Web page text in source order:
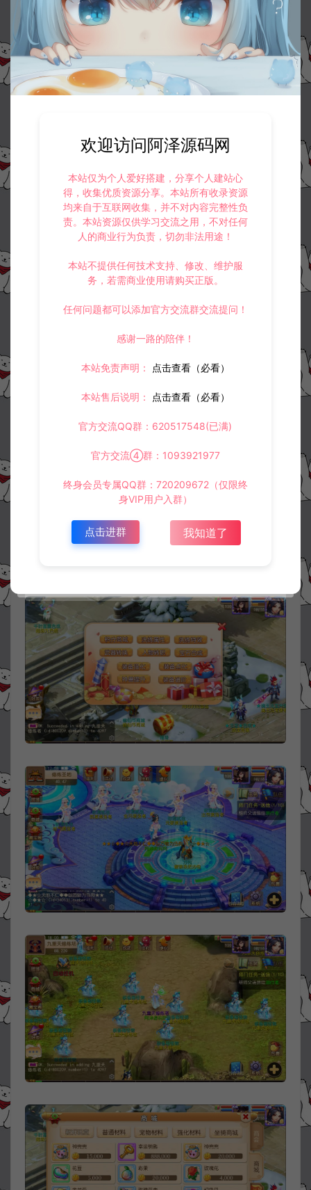
欢迎访问阿泽源码网
本站仅为个人爱好搭建，分享个人建站心
得，收集优质资源分享。本站所有收录资源
均来自于互联网收集，并不对内容完整性负
责。本站资源仅供学习交流之用，不对任何
人的商业行为负责，切勿非法用途！
本站不提供任何技术支持、修改、维护服
务，若需商业使用请购买正版。
任何问题都可以添加官方交流群交流提问！
感谢一路的陪伴！
本站免责声明： 点击查看（必看）
本站售后说明： 点击查看（必看）
官方交流QQ群：620517548(已满)
官方交流④群：1093921977
终身会员专属QQ群：720209672（仅限终
身VIP用户入群）
点击进群 我知道了